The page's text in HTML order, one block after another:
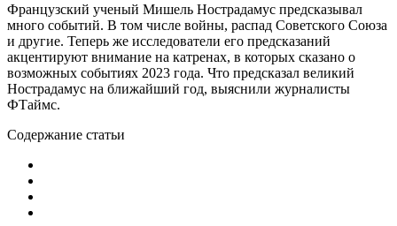
Французский ученый Мишель Нострадамус предсказывал
много событий. В том числе войны, распад Советского Союза
и другие. Теперь же исследователи его предсказаний
акцентируют внимание на катренах, в которых сказано о
возможных событиях 2023 года. Что предсказал великий
Нострадамус на ближайший год, выяснили журналисты
ФТаймс.
Содержание статьи